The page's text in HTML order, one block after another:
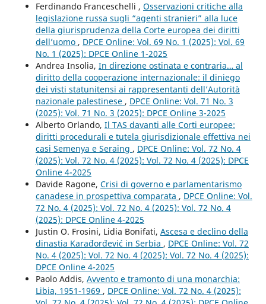
Ferdinando Franceschelli , Osservazioni critiche alla
legislazione russa sugli “agenti stranieri” alla luce
della giurisprudenza della Corte europea dei diritti
dell’uomo , DPCE Online: Vol. 69 No. 1 (2025): Vol. 69
No. 1 (2025): DPCE Online 1-2025
Andrea Insolia, In direzione ostinata e contraria… al
diritto della cooperazione internazionale: il diniego
dei visti statunitensi ai rappresentanti dell’Autorità
nazionale palestinese , DPCE Online: Vol. 71 No. 3
(2025): Vol. 71 No. 3 (2025): DPCE Online 3-2025
Alberto Orlando, Il TAS davanti alle Corti europee:
diritti procedurali e tutela giurisdizionale effettiva nei
casi Semenya e Seraing , DPCE Online: Vol. 72 No. 4
(2025): Vol. 72 No. 4 (2025): Vol. 72 No. 4 (2025): DPCE
Online 4-2025
Davide Ragone, Crisi di governo e parlamentarismo
canadese in prospettiva comparata , DPCE Online: Vol.
72 No. 4 (2025): Vol. 72 No. 4 (2025): Vol. 72 No. 4
(2025): DPCE Online 4-2025
Justin O. Frosini, Lidia Bonifati, Ascesa e declino della
dinastia Karađorđević in Serbia , DPCE Online: Vol. 72
No. 4 (2025): Vol. 72 No. 4 (2025): Vol. 72 No. 4 (2025):
DPCE Online 4-2025
Paolo Addis, Avvento e tramonto di una monarchia:
Libia, 1951-1969 , DPCE Online: Vol. 72 No. 4 (2025):